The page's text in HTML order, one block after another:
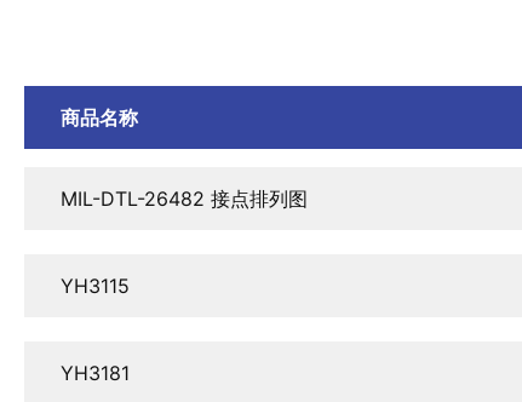
商品名称
MIL-DTL-26482 接点排列图
YH3115
YH3181